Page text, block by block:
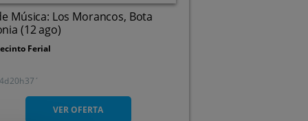
Música: Los Morancos, Bota
(12 ago)
Ferial
C/ Alcalde José María Tarraga
S/N, 30740. San Pedro Del
Pinatar. Murcia
20 37
VER OFERTA